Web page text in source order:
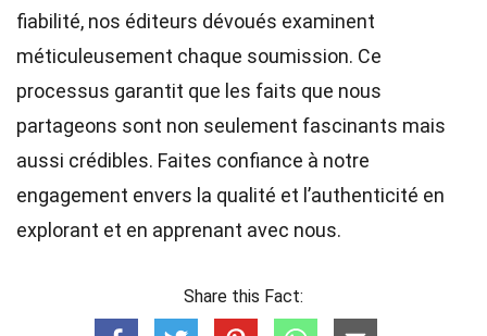
fiabilité, nos éditeurs dévoués examinent
méticuleusement chaque soumission. Ce
processus garantit que les faits que nous
partageons sont non seulement fascinants mais
aussi crédibles. Faites confiance à notre
engagement envers la qualité et l’authenticité en
explorant et en apprenant avec nous.
Share this Fact: